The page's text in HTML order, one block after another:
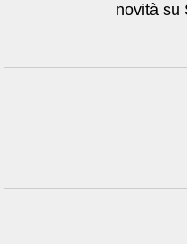
novità su